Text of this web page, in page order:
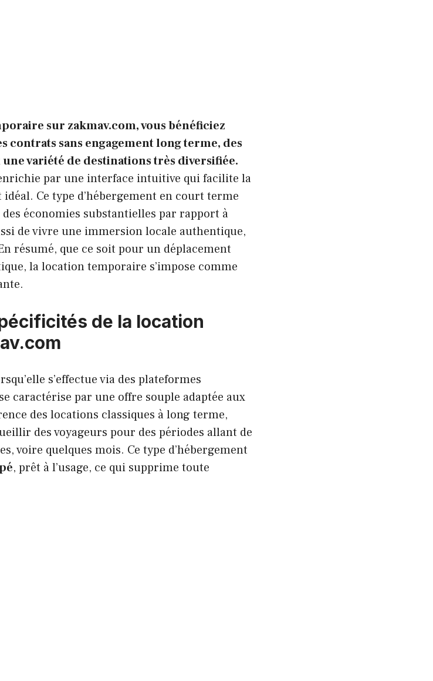
sur zakmav.com, vous bénéficiez
contrats sans engagement long terme, des
variété de destinations très diversifiée.
par une interface intuitive qui facilite la
Ce type d’hébergement en court terme
économies substantielles par rapport à
de vivre une immersion locale authentique,
résumé, que ce soit pour un déplacement
la location temporaire s’impose comme
de la location
s’effectue via des plateformes
caractérise par une offre souple adaptée aux
des locations classiques à long terme,
des voyageurs pour des périodes allant de
voire quelques mois. Ce type d’hébergement
, prêt à l’usage, ce qui supprime toute